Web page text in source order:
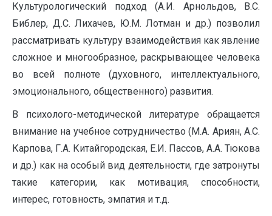
Культурологический подход (А.И. Арнольдов, В.С.
Библер, Д.С. Лихачев, Ю.М. Лотман и др.) позволил
рассматривать культуру взаимодействия как явление
сложное и многообразное, раскрывающее человека
во всей полноте (духовного, интеллектуального,
эмоционального, общественного) развития.
В психолого-методической литературе обращается
внимание на учебное сотрудничество (М.А. Ариян, А.С.
Карпова, Г.А. Китайгородская, Е.И. Пассов, А.А. Тюкова
и др.) как на особый вид деятельности, где затронуты
такие категории, как мотивация, способности,
интерес, готовность, эмпатия и т.д.